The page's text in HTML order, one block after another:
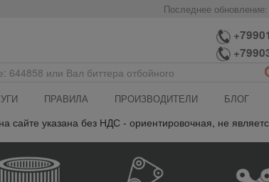
Последнее
ПРАВИЛА ПРОИЗВОДИТЕЛИ БЛОГ
без НДС - ориентировочная, не является